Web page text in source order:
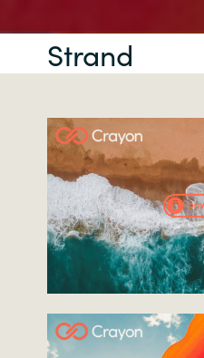
Strand